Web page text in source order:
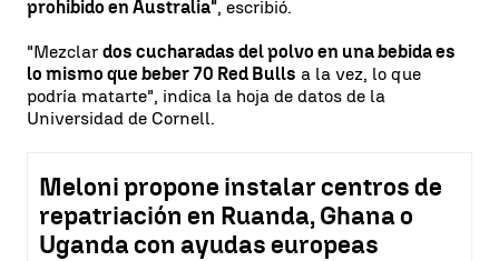
prohibido en Australia", escribió.
"Mezclar dos cucharadas del polvo en una bebida es
lo mismo que beber 70 Red Bulls a la vez, lo que
podría matarte", indica la hoja de datos de la
Universidad de Cornell.
Meloni propone instalar centros de
repatriación en Ruanda, Ghana o
Uganda con ayudas europeas